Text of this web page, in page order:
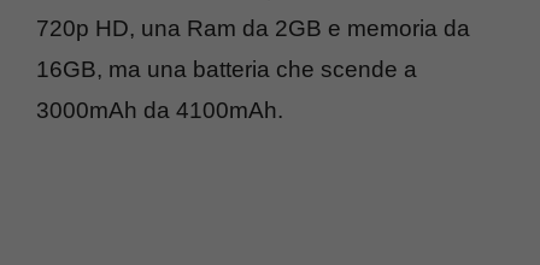
720p HD, una Ram da 2GB e memoria da
16GB, ma una batteria che scende a
3000mAh da 4100mAh.